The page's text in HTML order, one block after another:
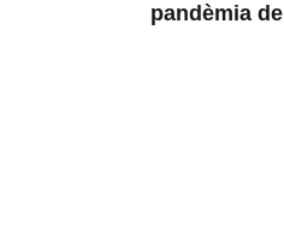
pandèmia